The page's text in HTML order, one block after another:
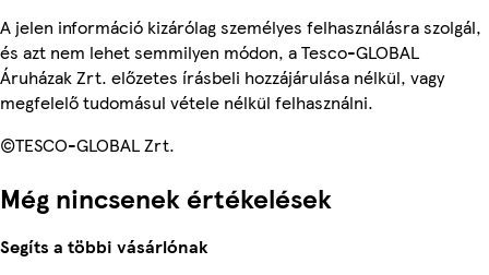
A jelen információ kizárólag személyes felhasználásra szolgál,
és azt nem lehet semmilyen módon, a Tesco-GLOBAL
Áruházak Zrt. előzetes írásbeli hozzájárulása nélkül, vagy
megfelelő tudomásul vétele nélkül felhasználni.
©TESCO-GLOBAL Zrt.
Még nincsenek értékelések
Segíts a többi vásárlónak